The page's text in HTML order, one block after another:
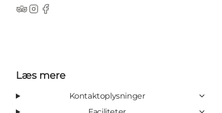
TripAdvisor
Instagram
Facebook
Læs mere
Kontaktoplysninger